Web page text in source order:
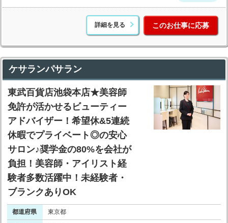
詳細を見る このお仕事に応募
ケサランパサラン
東武百貨店池袋本店★美容師
免許が活かせるビューティー
アドバイザー！希望休&5連続
休暇でプライベート◎の安心
サロン♪奨学金の80%を会社が
負担！美容師・アイリスト経
験者多数活躍中！未経験者・
ブランクありOK
都道府県 東京都